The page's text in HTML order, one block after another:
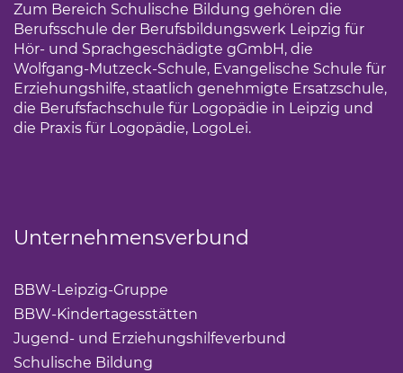
Zum Bereich Schulische Bildung gehören die
Berufsschule der Berufsbildungswerk Leipzig für
Hör- und Sprachgeschädigte gGmbH, die
Wolfgang-Mutzeck-Schule, Evangelische Schule für
Erziehungshilfe, staatlich genehmigte Ersatzschule,
die Berufsfachschule für Logopädie in Leipzig und
die Praxis für Logopädie, LogoLei.
Unternehmensverbund
BBW-Leipzig-Gruppe
BBW-Kindertagesstätten
Jugend- und Erziehungshilfeverbund
Schulische Bildung